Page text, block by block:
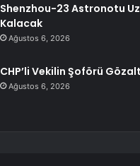
Shenzhou-23 Astronotu
Kalacak
Ağustos 6, 2026
CHP’li Vekilin Şoförü
Ağustos 6, 2026